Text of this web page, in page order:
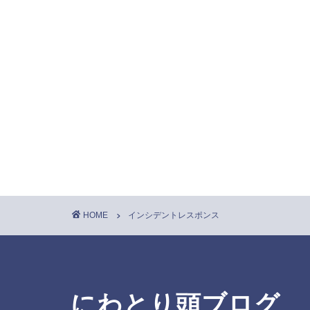
HOME インシデントレスポンス
にわとり頭ブログ